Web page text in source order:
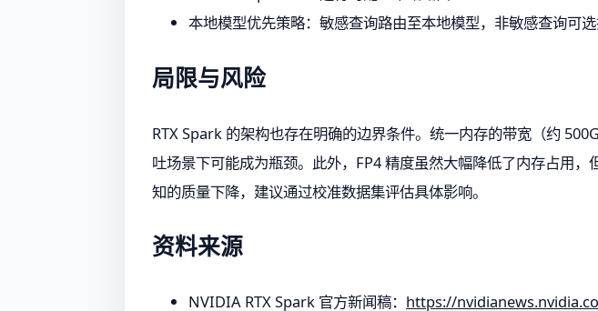
本地模型优先策略：敏感查询路由至本地模型，非敏感查询可
局限与风险
RTX Spark 的架构也存在明确的边界条件。统一内存的带宽（约
吐场景下可能成为瓶颈。此外，FP4 精度虽然大幅降低了内存占用
知的质量下降，建议通过校准数据集评估具体影响。
资料来源
NVIDIA RTX Spark 官方新闻稿： https://